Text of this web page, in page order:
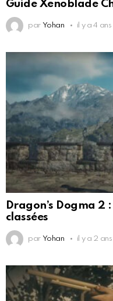
Guide Xenoblade
par Yohan il y a 4 ans
Dragon’s Dogma 2
classées
par Yohan il y a 2 ans